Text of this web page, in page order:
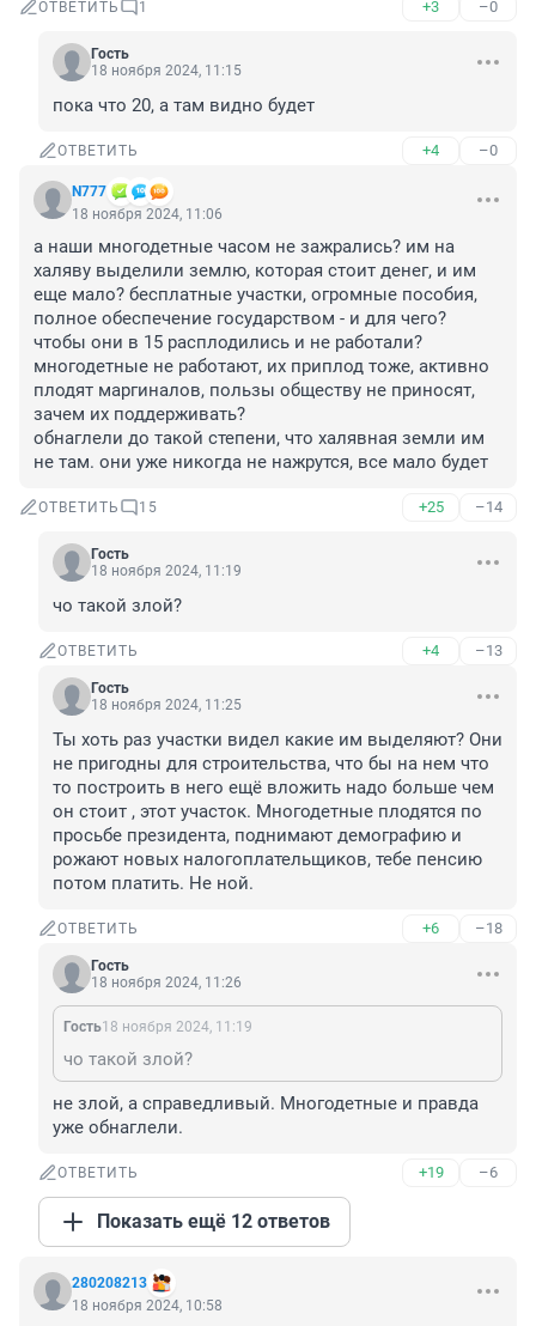
ОТВЕТИТЬ 1 +3 –0
Гость
18 ноября 2024, 11:15
пока что 20, а там видно будет
ОТВЕТИТЬ +4 –0
N777
18 ноября 2024, 11:06
а наши многодетные часом не зажрались? им на
халяву выделили землю, которая стоит денег, и им
еще мало? бесплатные участки, огромные пособия,
полное обеспечение государством - и для чего?
чтобы они в 15 расплодились и не работали?
многодетные не работают, их приплод тоже, активно
плодят маргиналов, пользы обществу не приносят,
зачем их поддерживать?
обнаглели до такой степени, что халявная земли им
не там. они уже никогда не нажрутся, все мало будет
ОТВЕТИТЬ 15 +25 –14
Гость
18 ноября 2024, 11:19
чо такой злой?
ОТВЕТИТЬ +4 –13
Гость
18 ноября 2024, 11:25
Ты хоть раз участки видел какие им выделяют? Они
не пригодны для строительства, что бы на нем что
то построить в него ещё вложить надо больше чем
он стоит , этот участок. Многодетные плодятся по
просьбе президента, поднимают демографию и
рожают новых налогоплательщиков, тебе пенсию
потом платить. Не ной.
ОТВЕТИТЬ +6 –18
Гость
18 ноября 2024, 11:26
Гость18 ноября 2024, 11:19
чо такой злой?
не злой, а справедливый. Многодетные и правда
уже обнаглели.
ОТВЕТИТЬ +19 –6
Показать ещё 12 ответов
280208213
18 ноября 2024, 10:58